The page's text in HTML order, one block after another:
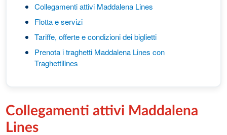
Collegamenti attivi Maddalena Lines
Flotta e servizi
Tariffe, offerte e condizioni dei biglietti
Prenota i traghetti Maddalena Lines con
Traghettilines
Collegamenti attivi Maddalena
Lines